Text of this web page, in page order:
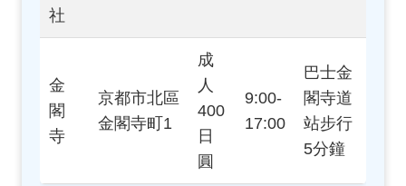
社
金
閣
寺
京都市北區
金閣寺町1
成
人
400
日
圓
9:00-
17:00
巴士金
閣寺道
站步行
5分鐘